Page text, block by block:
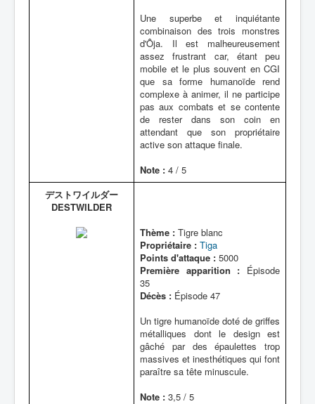
Une superbe et inquiétante
combinaison des trois monstres
d'Ôja. Il est malheureusement
assez frustrant car, étant peu
mobile et le plus souvent en CGI
que sa forme humanoïde rend
complexe à animer, il ne participe
pas aux combats et se contente
de rester dans son coin en
attendant que son propriétaire
active son attaque finale.
Note : 4 / 5
デストワイルダー
DESTWILDER
Thème : Tigre blanc
Propriétaire : Tiga
Points d'attaque : 5000
Première apparition : Épisode
35
Décès : Épisode 47
Un tigre humanoïde doté de griffes
métalliques dont le design est
gâché par des épaulettes trop
massives et inesthétiques qui font
paraître sa tête minuscule.
Note : 3,5 / 5